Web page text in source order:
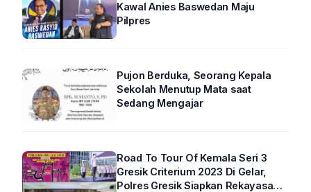
Kawal Anies Baswedan Maju
Pilpres
Pujon Berduka, Seorang Kepala
Sekolah Menutup Mata saat
Sedang Mengajar
Road To Tour Of Kemala Seri 3
Gresik Criterium 2023 Di Gelar,
Polres Gresik Siapkan Rekayasa